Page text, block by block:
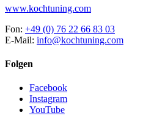
www.kochtuning.com
Fon: +49 (0) 76 22 66 83 03
E-Mail: info@kochtuning.com
Folgen
Facebook
Instagram
YouTube